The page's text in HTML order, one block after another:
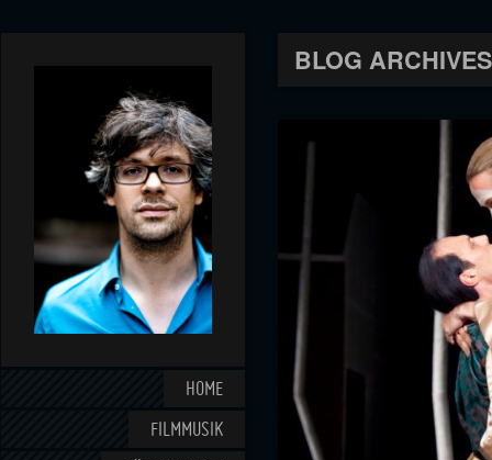
HOME
FILMMUSIK
BLOG